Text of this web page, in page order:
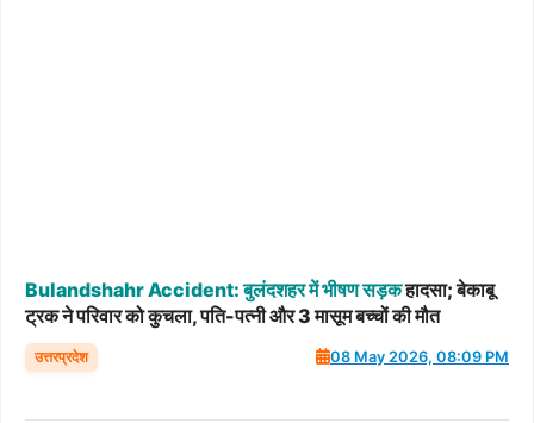
BulandshahrAccident: बुलंदशहरमेंभीषणसड़कहादसा; बेकाबू
ट्रक ने परिवार को कुचला, पति-पत्नी और 3 मासूम बच्चों की मौत
उत्तरप्रदेश 08 May 2026, 08:09 PM